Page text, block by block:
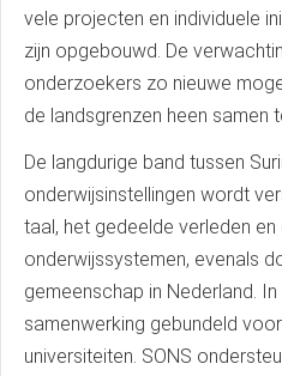
vele projecten en individuele
zijn opgebouwd. De
onderzoekers zo nieuwe
de landsgrenzen heen samen
De langdurige band tussen
onderwijsinstellingen wordt
taal, het gedeelde verleden
onderwijssystemen, evenals
gemeenschap in Nederland.
samenwerking gebundeld
universiteiten. SONS